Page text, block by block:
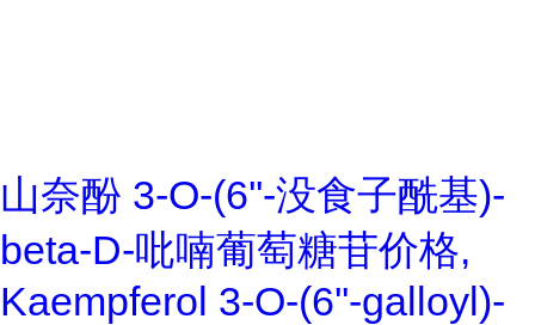
山奈酚 3-O-(6''-没食子酰基)-
beta-D-吡喃葡萄糖苷价格,
Kaempferol 3-O-(6''-galloyl)-